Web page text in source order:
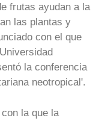
frutas ayudan a la
las plantas y
con el que
la conferencia
neotropical'.
la que la